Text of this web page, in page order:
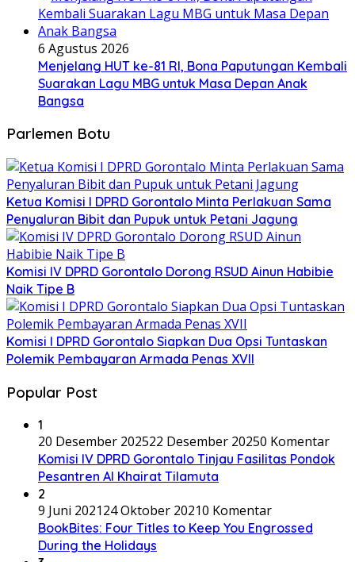
6 Agustus 2026
Menjelang HUT ke-81 RI, Bona Paputungan Kembali
Suarakan Lagu MBG untuk Masa Depan Anak
Bangsa
Parlemen Botu
Ketua Komisi I DPRD Gorontalo Minta Perlakuan Sama
Penyaluran Bibit dan Pupuk untuk Petani Jagung
Komisi IV DPRD Gorontalo Dorong RSUD Ainun Habibie
Naik Tipe B
Komisi I DPRD Gorontalo Siapkan Dua Opsi Tuntaskan
Polemik Pembayaran Armada Penas XVII
Popular Post
1
20 Desember 202522 Desember 20250 Komentar
Komisi IV DPRD Gorontalo Tinjau Fasilitas Pondok
Pesantren Al Khairat Tilamuta
2
9 Juni 202124 Oktober 20210 Komentar
BookBites: Four Titles to Keep You Engrossed
During the Holidays